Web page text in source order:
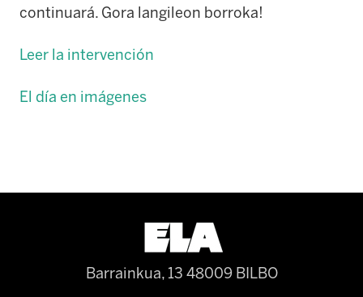
continuará. Gora langileon borroka!
Leer la intervención
El día en imágenes
Barrainkua, 13 48009 BILBO